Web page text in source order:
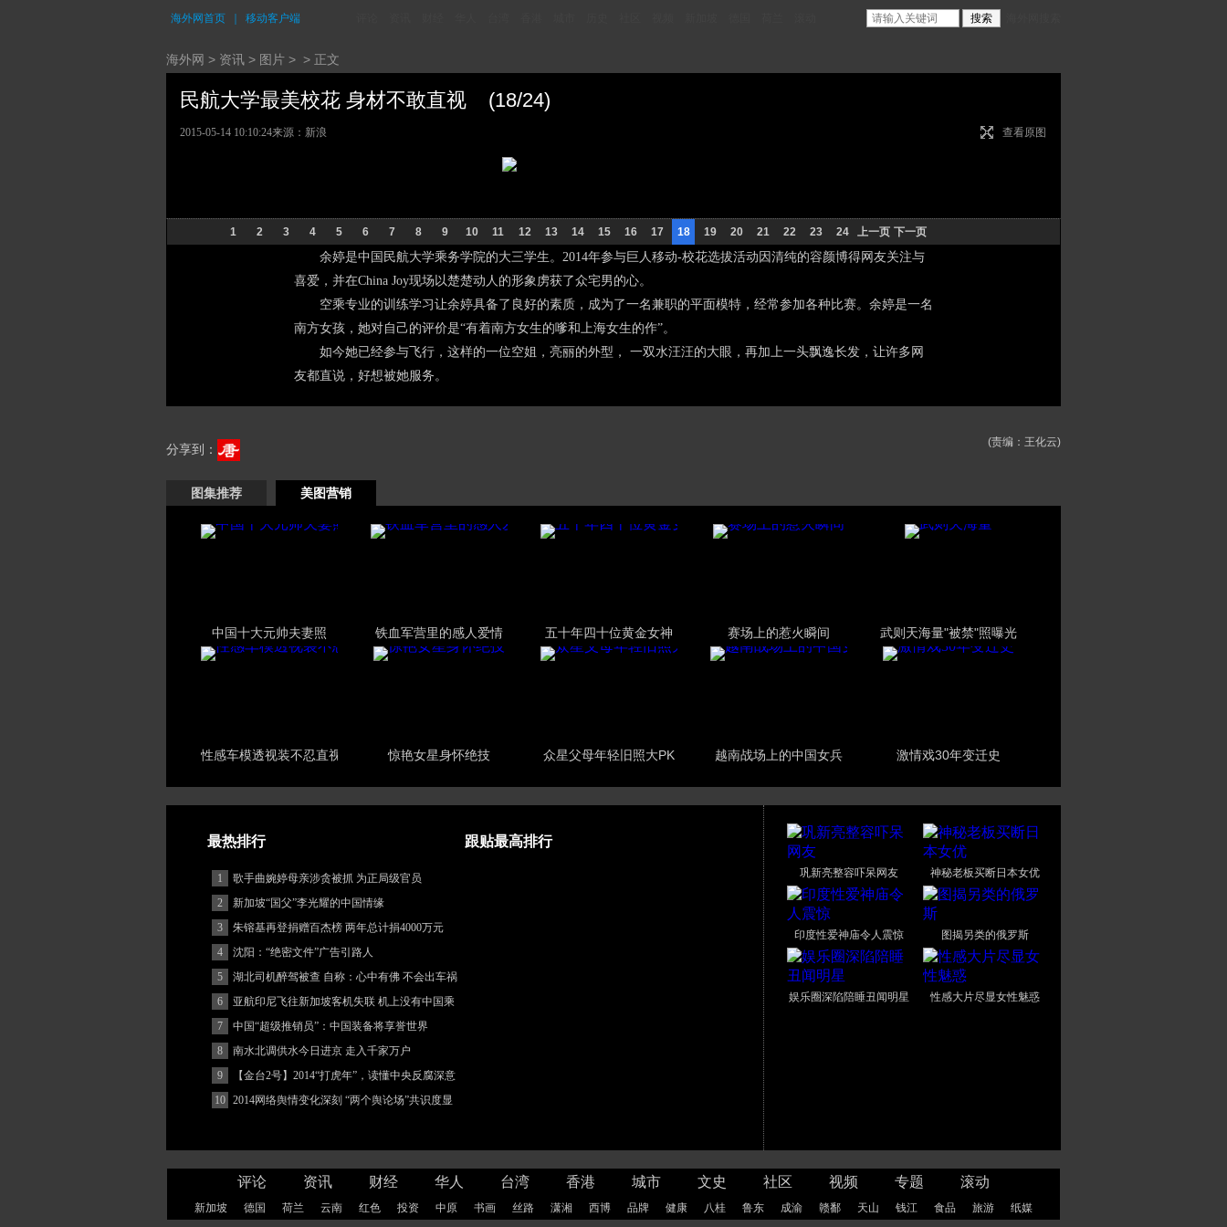
海外网首页 移动客户端
海外网 > 资讯 > 图片 > > 正文
民航大学最美校花 身材不敢直视 (18/24)
查看原图
2015-05-14 10:10:24来源： 新浪
1 2 3 4 5 6 7 8 9 10 11 12 13 14 15 16 17 18 19 20 21 22 23 24 上一页 下一页
余婷是中国民航大学乘务学院的大三学生。2014年参与巨人移动-校花选拔活动因清纯的容颜博得网友关注与
喜爱，并在China Joy现场以楚楚动人的形象虏获了众宅男的心。
空乘专业的训练学习让余婷具备了良好的素质，成为了一名兼职的平面模特，经常参加各种比赛。余婷是一名
南方女孩，她对自己的评价是“有着南方女生的嗲和上海女生的作”。
如今她已经参与飞行，这样的一位空姐，亮丽的外型， 一双水汪汪的大眼，再加上一头飘逸长发，让许多网
友都直说，好想被她服务。
(责编：王化云)
分享到：
图集推荐 美图营销
中国十大元帅夫妻照 铁血军营里的感人爱情 五十年四十位黄金女神 赛场上的惹火瞬间 武则天海量"被禁"照曝光
性感车模透视装不忍直视 惊艳女星身怀绝技 众星父母年轻旧照大PK 越南战场上的中国女兵 激情戏30年变迁史
最热排行 跟贴最高排行
1
歌手曲婉婷母亲涉贪被抓 为正局级官员
2
新加坡“国父”李光耀的中国情缘
3
朱镕基再登捐赠百杰榜 两年总计捐4000万元
4
沈阳：“绝密文件”广告引路人
5
湖北司机醉驾被查 自称：心中有佛 不会出车祸
(图)
6
亚航印尼飞往新加坡客机失联 机上没有中国乘
客
7
中国“超级推销员”：中国装备将享誉世界
8
南水北调供水今日进京 走入千家万户
9
【金台2号】2014“打虎年”，读懂中央反腐深意
10 2014网络舆情变化深刻 “两个舆论场”共识度显
巩新亮整容吓呆网友 神秘老板买断日本女优
印度性爱神庙令人震惊 图揭另类的俄罗斯
娱乐圈深陷陪睡丑闻明星 性感大片尽显女性魅惑
评论 资讯 财经 华人 台湾 香港 城市 文史 社区 视频 专题 滚动
新加坡 德国 荷兰 云南 红色 投资 中原 书画 丝路 潇湘 西博 品牌 健康 八桂 鲁东 成渝 赣鄱 天山 钱江 食品 旅游 纸媒